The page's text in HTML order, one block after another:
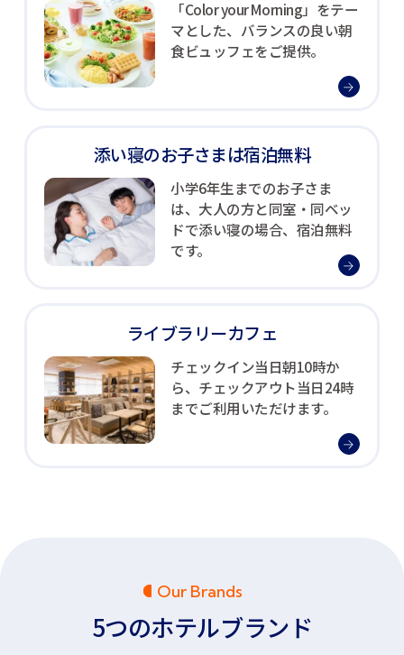
「Color your Morning」をテー
マとした、バランスの良い朝
食ビュッフェをご提供。
添い寝のお子さまは宿泊無料
小学6年生までのお子さま
は、大人の方と同室・同ベッ
ドで添い寝の場合、宿泊無料
です。
ライブラリーカフェ
チェックイン当日朝10時か
ら、チェックアウト当日24時
までご利用いただけます。
5つのホテルブランド
Our Brands